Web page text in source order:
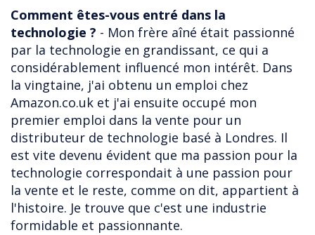
Comment êtes-vous entré dans la
technologie ? - Mon frère aîné était passionné
par la technologie en grandissant, ce qui a
considérablement influencé mon intérêt. Dans
la vingtaine, j'ai obtenu un emploi chez
Amazon.co.uk et j'ai ensuite occupé mon
premier emploi dans la vente pour un
distributeur de technologie basé à Londres. Il
est vite devenu évident que ma passion pour la
technologie correspondait à une passion pour
la vente et le reste, comme on dit, appartient à
l'histoire. Je trouve que c'est une industrie
formidable et passionnante.